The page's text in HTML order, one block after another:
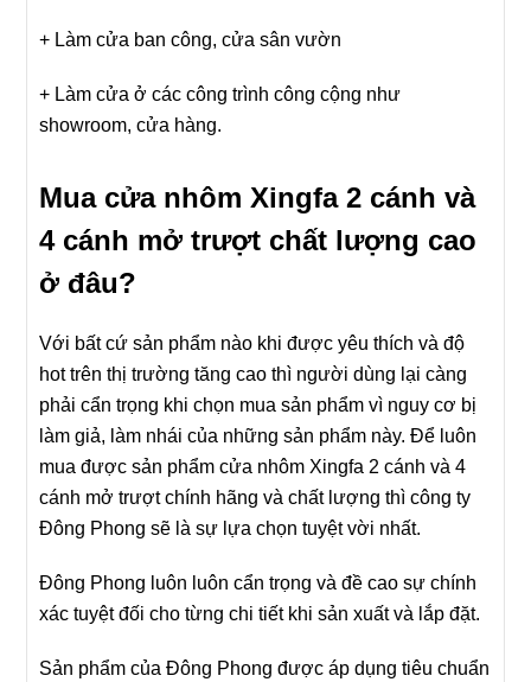
+ Làm cửa ban công, cửa sân vườn
+ Làm cửa ở các công trình công cộng như
showroom, cửa hàng.
Mua cửa nhôm Xingfa 2 cánh và
4 cánh mở trượt chất lượng cao
ở đâu?
Với bất cứ sản phẩm nào khi được yêu thích và độ
hot trên thị trường tăng cao thì người dùng lại càng
phải cẩn trọng khi chọn mua sản phẩm vì nguy cơ bị
làm giả, làm nhái của những sản phẩm này. Để luôn
mua được sản phẩm cửa nhôm Xingfa 2 cánh và 4
cánh mở trượt chính hãng và chất lượng thì công ty
Đông Phong sẽ là sự lựa chọn tuyệt vời nhất.
Đông Phong luôn luôn cẩn trọng và đề cao sự chính
xác tuyệt đối cho từng chi tiết khi sản xuất và lắp đặt.
Sản phẩm của Đông Phong được áp dụng tiêu chuẩn